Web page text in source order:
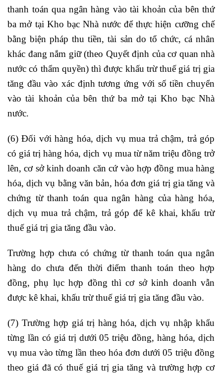
thanh toán qua ngân hàng vào tài khoản của bên thứ
ba mở tại Kho bạc Nhà nước để thực hiện cưỡng chế
bằng biện pháp thu tiền, tài sản do tổ chức, cá nhân
khác đang nắm giữ (theo Quyết định của cơ quan nhà
nước có thẩm quyền) thì được khấu trừ thuế giá trị gia
tăng đầu vào xác định tương ứng với số tiền chuyển
vào tài khoản của bên thứ ba mở tại Kho bạc Nhà
nước.
(6) Đối với hàng hóa, dịch vụ mua trả chậm, trả góp
có giá trị hàng hóa, dịch vụ mua từ năm triệu đồng trở
lên, cơ sở kinh doanh căn cứ vào hợp đồng mua hàng
hóa, dịch vụ bằng văn bản, hóa đơn giá trị gia tăng và
chứng từ thanh toán qua ngân hàng của hàng hóa,
dịch vụ mua trả chậm, trả góp để kê khai, khấu trừ
thuế giá trị gia tăng đầu vào.
Trường hợp chưa có chứng từ thanh toán qua ngân
hàng do chưa đến thời điểm thanh toán theo hợp
đồng, phụ lục hợp đồng thì cơ sở kinh doanh vẫn
được kê khai, khấu trừ thuế giá trị gia tăng đầu vào.
(7) Trường hợp giá trị hàng hóa, dịch vụ nhập khẩu
từng lần có giá trị dưới 05 triệu đồng, hàng hóa, dịch
vụ mua vào từng lần theo hóa đơn dưới 05 triệu đồng
theo giá đã có thuế giá trị gia tăng và trường hợp cơ